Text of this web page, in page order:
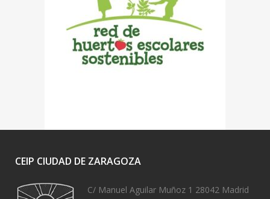
CEIP CIUDAD DE ZARAGOZA
C/ Manuel Aguilar Muñoz 1 28042 Madrid